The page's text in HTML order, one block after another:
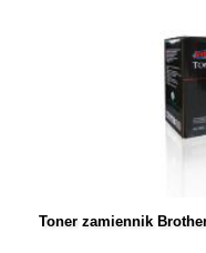
Toner zamiennik